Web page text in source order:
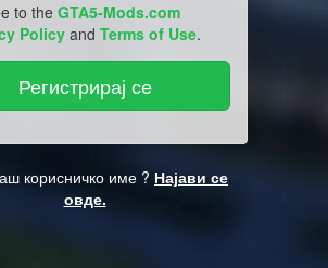
to theGTA5-Mods.com
Policy and Terms of Use.
корисничко име ? Најави се
овде.